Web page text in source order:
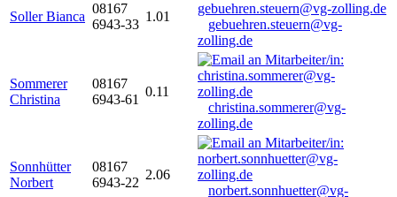
Soller Bianca
08167
6943-33
1.01
gebuehren.steuern@vg-
zolling.de
Sommerer
Christina
08167
6943-61
0.11
christina.sommerer@vg-
zolling.de
Sonnhütter
Norbert
08167
6943-22
2.06
norbert.sonnhuetter@vg-